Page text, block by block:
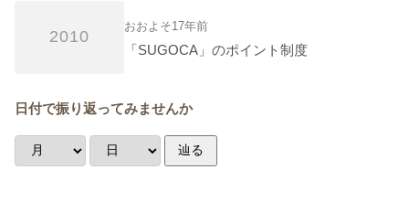
2010
おおよそ17年前
「SUGOCA」のポイント制度
日付で振り返ってみませんか
辿る